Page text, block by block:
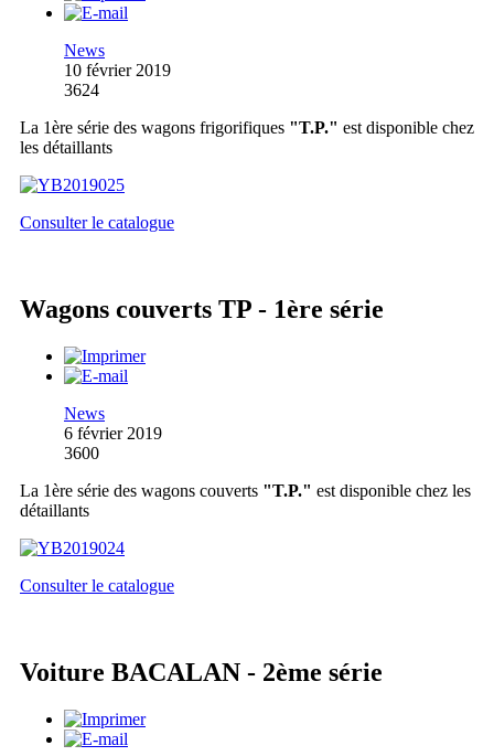
News
10 février 2019
3624
La 1ère série des wagons frigorifiques "T.P." est disponible chez
les détaillants
Consulter le catalogue
Wagons couverts TP - 1ère série
News
6 février 2019
3600
La 1ère série des wagons couverts "T.P." est disponible chez les
détaillants
Consulter le catalogue
Voiture BACALAN - 2ème série